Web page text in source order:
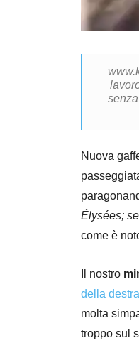
Nuova
Élysées;
come è
Il nostro
della destra
molta
troppo sul